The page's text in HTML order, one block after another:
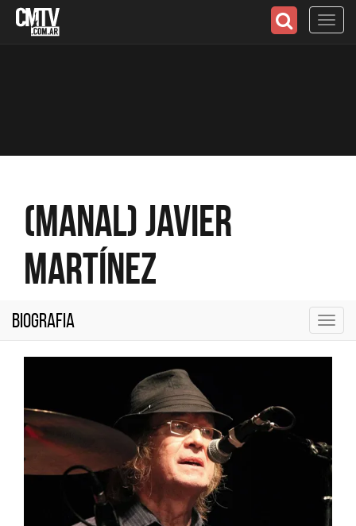
(Manal) Javier
Martínez
Biografia